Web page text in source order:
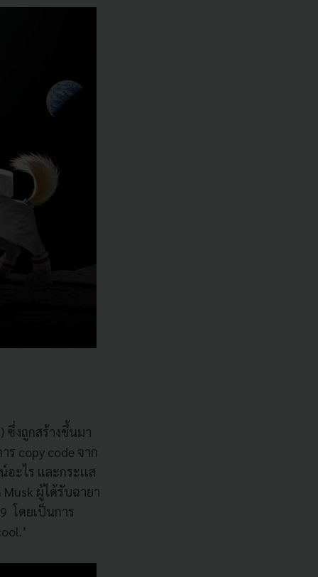
ซึ่งถูกสร้างขึ้นมา
ร copy code จาก
ะไร และกระเเส
ผู้ได้รับฉายา
โดยเป็นการ